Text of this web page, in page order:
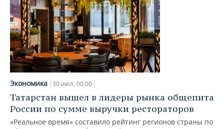
Экономика 30 июл, 00:00
Татарстан вышел в лидеры рынка общепита
России по сумме выручки рестораторов
«Реальное время» составило рейтинг регионов страны по